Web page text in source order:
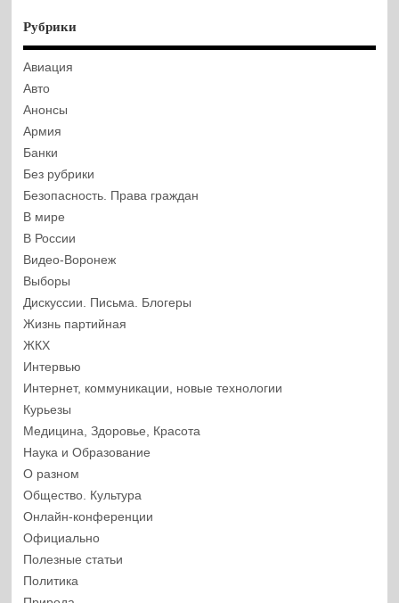
Рубрики
Авиация
Авто
Анонсы
Армия
Банки
Без рубрики
Безопасность. Права граждан
В мире
В России
Видео-Воронеж
Выборы
Дискуссии. Письма. Блогеры
Жизнь партийная
ЖКХ
Интервью
Интернет, коммуникации, новые технологии
Курьезы
Медицина, Здоровье, Красота
Наука и Образование
О разном
Общество. Культура
Онлайн-конференции
Официально
Полезные статьи
Политика